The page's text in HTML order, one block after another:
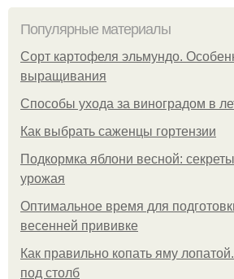
Популярные материалы
Сорт картофеля эльмундо.
выращивания
Способы ухода за виноградом в
Как выбрать саженцы гортензии
Подкормка яблони весной:
урожая
Оптимальное время для
весенней прививке
Как правильно копать яму
под столб